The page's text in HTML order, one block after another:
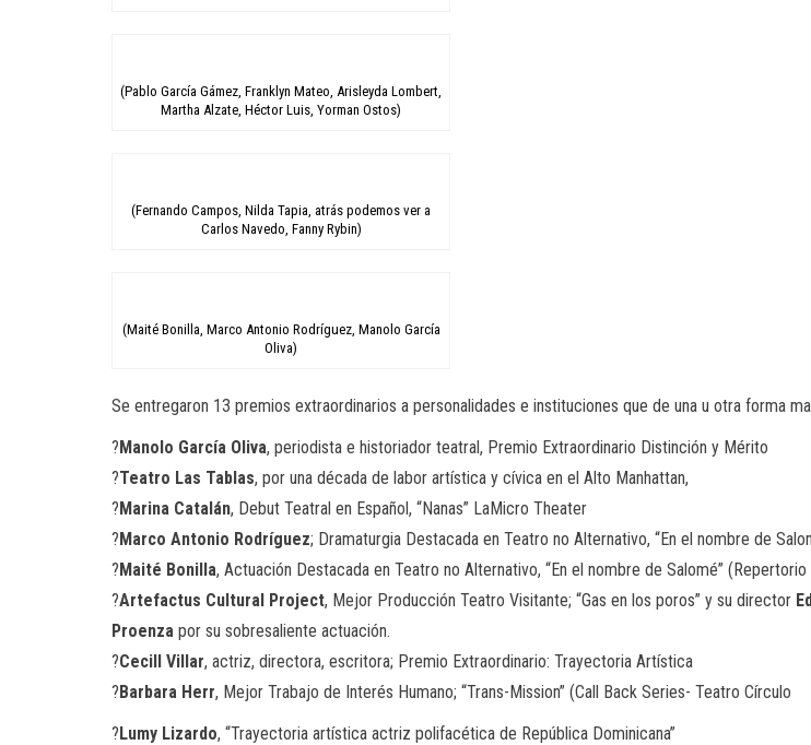
(Pablo García Gámez, Franklyn Mateo, Arisleyda Lombert,
Martha Alzate, Héctor Luis, Yorman Ostos)
(Fernando Campos, Nilda Tapia, atrás podemos ver a
Carlos Navedo, Fanny Rybin)
(Maité Bonilla, Marco Antonio Rodríguez, Manolo García
Oliva)
Se entregaron 13 premios extraordinarios a personalidades e instituciones que de una u otra forma
?Manolo García Oliva, periodista e historiador teatral, Premio Extraordinario Distinción y Mérito
?Teatro Las Tablas, por una década de labor artística y cívica en el Alto Manhattan,
?Marina Catalán, Debut Teatral en Español, “Nanas” LaMicro Theater
?Marco Antonio Rodríguez; Dramaturgia Destacada en Teatro no Alternativo, “En el nombre de
?Maité Bonilla, Actuación Destacada en Teatro no Alternativo, “En el nombre de Salomé” (Repertorio
?Artefactus Cultural Project, Mejor Producción Teatro Visitante; “Gas en los poros” y su director
Proenza por su sobresaliente actuación.
?Cecill Villar, actriz, directora, escritora; Premio Extraordinario: Trayectoria Artística
?Barbara Herr, Mejor Trabajo de Interés Humano; “Trans-Mission” (Call Back Series- Teatro Círculo
?Lumy Lizardo, “Trayectoria artística actriz polifacética de República Dominicana”